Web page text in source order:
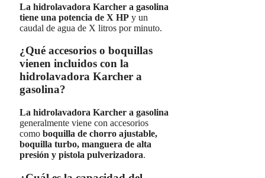
La hidrolavadora Karcher a gasolina
tiene una potencia de X HP y un
caudal de agua de X litros por minuto.
¿Qué accesorios o boquillas
vienen incluidos con la
hidrolavadora Karcher a
gasolina?
La hidrolavadora Karcher a gasolina
generalmente viene con accesorios
como boquilla de chorro ajustable,
boquilla turbo, manguera de alta
presión y pistola pulverizadora.